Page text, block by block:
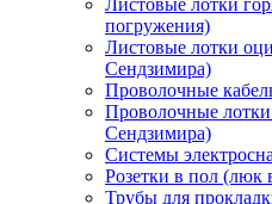
Листовые лотки
погружения)
Листовые лотки
Сендзимира)
Проволочные
Проволочные
Сендзимира)
Системы
Розетки в пол (люк
Трубы для